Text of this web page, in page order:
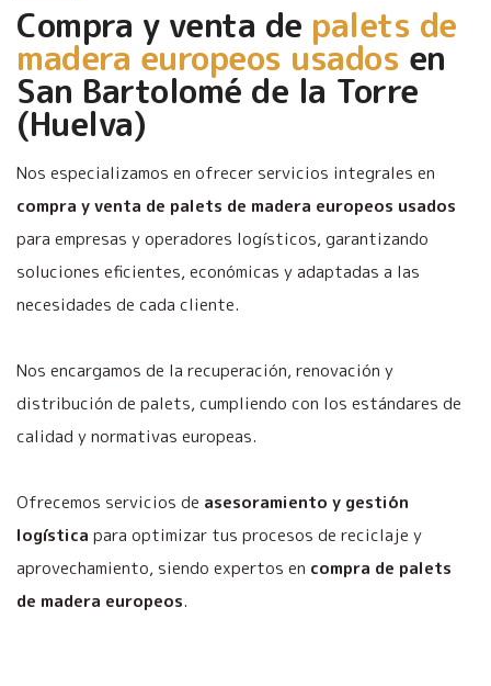
Compra y venta de palets de
madera europeos usados en
San Bartolomé de la Torre
(Huelva)
Nos especializamos en ofrecer servicios integrales en
compra y venta de palets de madera europeos usados
para empresas y operadores logísticos, garantizando
soluciones eficientes, económicas y adaptadas a las
necesidades de cada cliente.
Nos encargamos de la recuperación, renovación y
distribución de palets, cumpliendo con los estándares de
calidad y normativas europeas.
Ofrecemos servicios de asesoramiento y gestión
logística para optimizar tus procesos de reciclaje y
aprovechamiento, siendo expertos en compra de palets
de madera europeos.